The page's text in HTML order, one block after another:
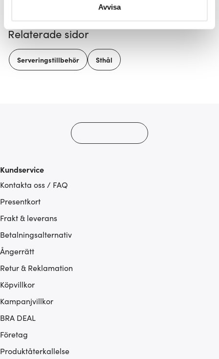
Du kan ändra eller dra tillbaka ditt samtycke när som
Vi använder cookies för att innehållet och annonserna
ska anpassas efter det som vi tror att du tycker om. Det
gör också att vi kan analysera vår trafik och göra
Avvisa
Relaterade sidor
Serveringstillbehör Sthål
Kundservice
Kontakta oss / FAQ
Presentkort
Frakt & leverans
Betalningsalternativ
Ångerrätt
Retur & Reklamation
Köpvillkor
Kampanjvillkor
BRA DEAL
Företag
Produktåterkallelse